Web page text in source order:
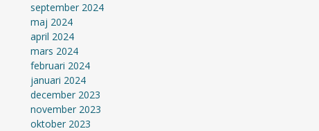
september 2024
maj 2024
april 2024
mars 2024
februari 2024
januari 2024
december 2023
november 2023
oktober 2023